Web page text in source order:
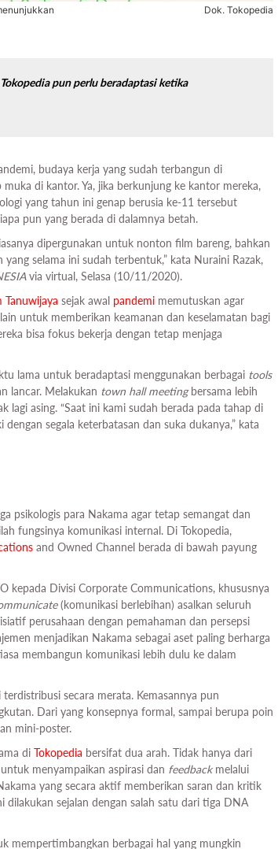
Dok. Tokopedia
pun perlu beradaptasi ketika
budaya kerja yang sudah terbangun di
di kantor. Ya, jika berkunjung ke kantor mereka,
yang tahun ini genap berusia ke-11 tersebut
pun yang berada di dalamnya betah.
dipergunakan untuk nonton film bareng, bahkan
selama ini sudah terbentuk,” kata Nuraini Razak,
via virtual, Selasa (10/11/2020).
Tanuwijaya sejak awal pandemi memutuskan agar
untuk memberikan keamanan dan keselamatan bagi
bisa fokus bekerja dengan tetap menjaga
lama untuk beradaptasi menggunakan berbagai tools
lancar. Melakukan town hall meetingbersama lebih
asing. “Saat ini kami sudah berada pada tahap di
segala keterbatasan dan suka dukanya,” kata
psikologis para Nakama agar tetap semangat dan
fungsinya komunikasi internal. Di Tokopedia,
and Owned Channel berada di bawah payung
kepada Divisi Corporate Communications, khususnya
(komunikasi berlebihan) asalkan seluruh
perusahaan dengan pemahaman dan persepsi
menjadikan Nakama sebagai aset paling berharga
membangun komunikasi lebih dulu ke dalam
secara merata. Kemasannya pun
Dari yang konsepnya formal, sampai berupa poin
mini-poster.
di Tokopedia bersifat dua arah. Tidak hanya dari
menyampaikan aspirasi dan feedback melalui
yang secara aktif memberikan saran dan kritik
sejalan dengan salah satu dari tiga DNA
mempertimbangkan berbagai hal yang mungkin